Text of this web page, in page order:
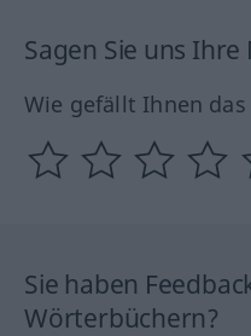
Sagen Sie uns
Wie gefällt Ihnen
Sie haben
Wörterbüchern?